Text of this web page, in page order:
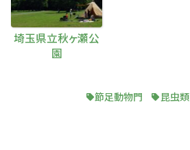
埼玉県立秋ヶ瀬公
園
節足動物門 昆虫類